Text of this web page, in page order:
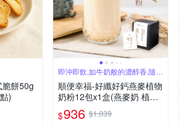
餅50g
)
即沖即飲,如牛奶般的濃醇香,隨時
補充營養
順便幸福-好纖好鈣燕麥植物
奶粉12包x1盒(燕麥奶 植物
奶 沖泡)
$936 $1,039